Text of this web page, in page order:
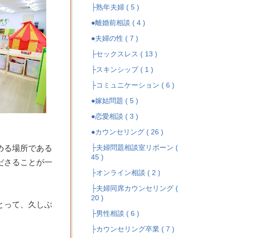
る場所である
さることが一
って、久しぶ
├熟年夫婦 ( 5 )
●離婚前相談 ( 4 )
●夫婦の性 ( 7 )
├セックスレス ( 13 )
├スキンシップ ( 1 )
├コミュニケーション ( 6 )
●嫁姑問題 ( 5 )
●恋愛相談 ( 3 )
●カウンセリング ( 26 )
├夫婦問題相談室リボーン (
45 )
├オンライン相談 ( 2 )
├夫婦同席カウンセリング (
20 )
├男性相談 ( 6 )
├カウンセリング卒業 ( 7 )